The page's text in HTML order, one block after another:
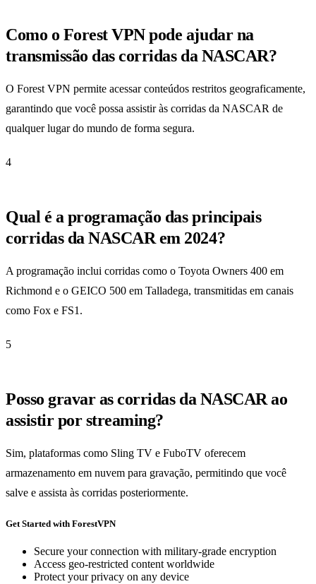
Como o Forest VPN pode ajudar na
transmissão das corridas da NASCAR?
O Forest VPN permite acessar conteúdos restritos geograficamente,
garantindo que você possa assistir às corridas da NASCAR de
qualquer lugar do mundo de forma segura.
4
Qual é a programação das principais
corridas da NASCAR em 2024?
A programação inclui corridas como o Toyota Owners 400 em
Richmond e o GEICO 500 em Talladega, transmitidas em canais
como Fox e FS1.
5
Posso gravar as corridas da NASCAR ao
assistir por streaming?
Sim, plataformas como Sling TV e FuboTV oferecem
armazenamento em nuvem para gravação, permitindo que você
salve e assista às corridas posteriormente.
Get Started with ForestVPN
Secure your connection with military-grade encryption
Access geo-restricted content worldwide
Protect your privacy on any device